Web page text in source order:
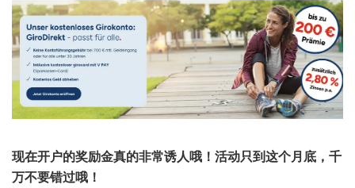
现在开户的奖励金真的非常诱人哦！活动只到这个月底，千
万不要错过哦！